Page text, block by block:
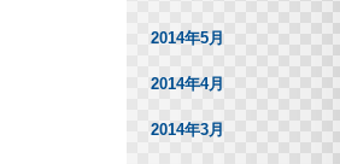
2014年5月
2014年4月
2014年3月